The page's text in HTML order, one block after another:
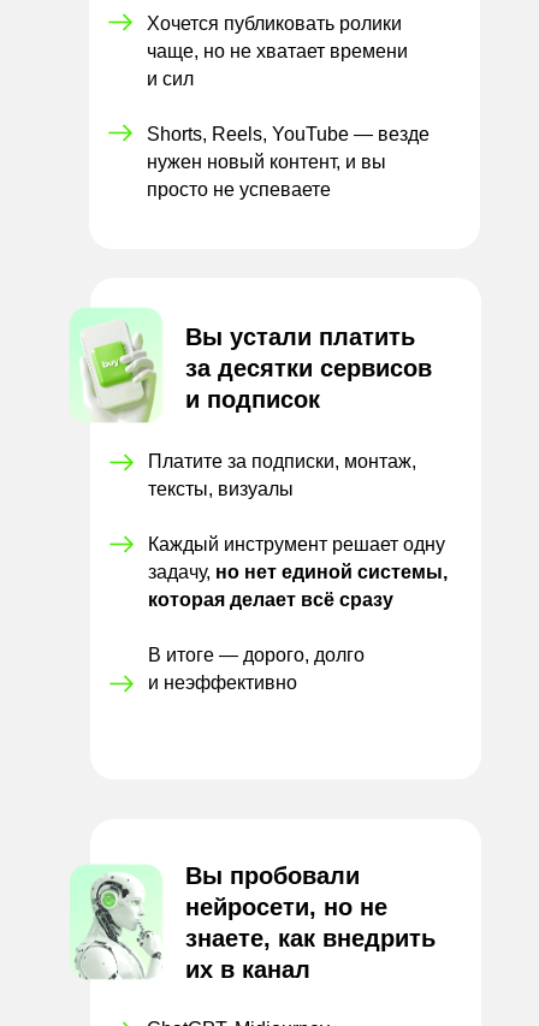
Хочется публиковать ролики
чаще, но не хватает времени
и сил
Shorts, Reels, YouTube — везде
нужен новый контент, и вы
просто не успеваете
Вы устали платить
за десятки сервисов
и подписок
Платите за подписки, монтаж,
тексты, визуалы
Каждый инструмент решает одну
задачу, но нет единой системы,
которая делает всё сразу
В итоге — дорого, долго
и неэффективно
Вы пробовали
нейросети, но не
знаете, как внедрить
их в канал